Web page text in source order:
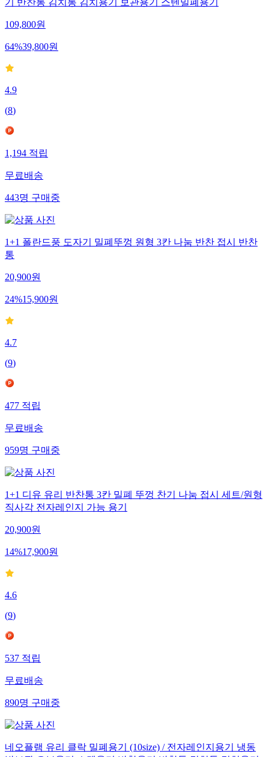
기 반찬통 김치통 김치용기 보관용기 스텐밀폐용기
109,800원
64%39,800원
4.9
(8)
1,194적립
무료배송
443명구매중
1+1 폴란드풍 도자기 밀폐뚜껑 원형 3칸 나눔 반찬 접시 반찬
통
20,900원
24%15,900원
4.7
(9)
477적립
무료배송
959명구매중
1+1 디유 유리 반찬통 3칸 밀폐 뚜껑 찬기 나눔 접시 세트/원형
직사각 전자레인지 가능 용기
20,900원
14%17,900원
4.6
(9)
537적립
무료배송
890명구매중
네오플램 유리 클락 밀폐용기 (10size) / 전자레인지용기 냉동